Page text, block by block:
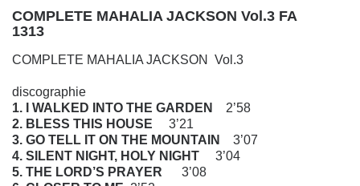
COMPLETE MAHALIA JACKSON Vol.3 FA
1313
COMPLETE MAHALIA JACKSON Vol.3
discographie
1. I WALKED INTO THE GARDEN
2’58
2. BLESS THIS HOUSE 3’21
3. GO TELL IT ON THE MOUNTAIN
3’07
4. SILENT NIGHT, HOLY NIGHT
3’04
5. THE LORD’S PRAYER
3’08